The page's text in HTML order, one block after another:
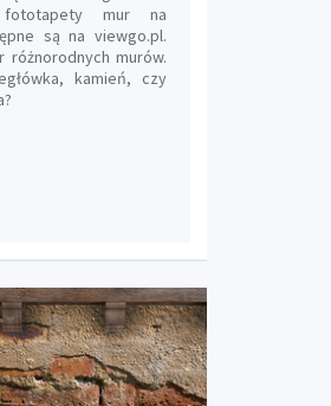
mur na
są na viewgo.pl.
murów.
kamień, czy